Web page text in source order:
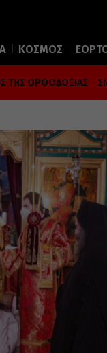
ΚΟΣΜΟΣ
ΤΗΣ ΟΡΘΟΔΟΞΙΑΣ